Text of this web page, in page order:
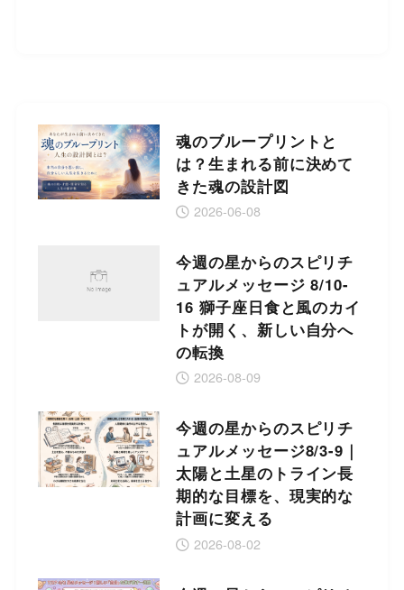
魂のブループリントと
は？生まれる前に決めて
きた魂の設計図
2026-06-08
今週の星からのスピリチ
ュアルメッセージ 8/10-
16 獅子座日食と風のカイ
トが開く、新しい自分へ
の転換
2026-08-09
今週の星からのスピリチ
ュアルメッセージ8/3-9｜
太陽と土星のトライン長
期的な目標を、現実的な
計画に変える
2026-08-02